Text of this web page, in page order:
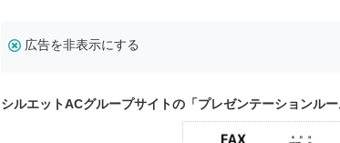
広告を非表示にする
シルエットACグループサイトの「プレゼンテーションル